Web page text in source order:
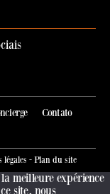
Contato
légales - Plan du site
meilleure expérience
site, nous